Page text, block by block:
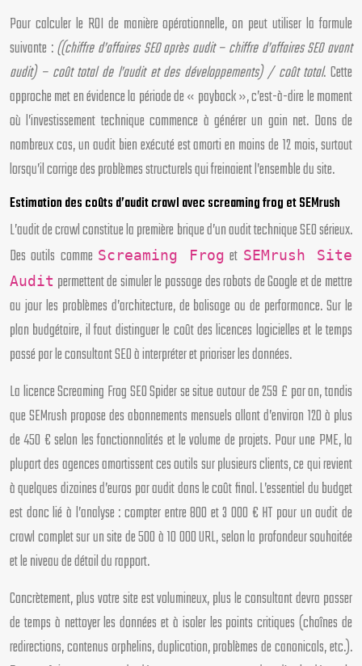
Pour calculer le ROI de manière opérationnelle, on peut utiliser la formule
suivante :((chiffre d’affaires SEO après audit − chiffre d’affaires SEO avant
audit) − coût total de l’audit et des développements) / coût total. Cette
approche met en évidence la période de « payback », c’est-à-dire le moment
où l’investissement technique commence à générer un gain net. Dans de
nombreux cas, un audit bien exécuté est amorti en moins de 12 mois, surtout
lorsqu’il corrige des problèmes structurels qui freinaient l’ensemble du site.
Estimation des coûts d’audit crawl avec screaming frog et SEMrush
L’audit de crawl constitue la première brique d’un audit technique SEO sérieux.
Des outils comme Screaming Frog et SEMrush Site
Audit permettent de simuler le passage des robots de Google et de mettre
au jour les problèmes d’architecture, de balisage ou de performance. Sur le
plan budgétaire, il faut distinguer le coût des licences logicielles et le temps
passé par le consultant SEO à interpréter et prioriser les données.
La licence Screaming Frog SEO Spider se situe autour de 259 £ par an, tandis
que SEMrush propose des abonnements mensuels allant d’environ 120 à plus
de 450 € selon les fonctionnalités et le volume de projets. Pour une PME, la
plupart des agences amortissent ces outils sur plusieurs clients, ce qui revient
à quelques dizaines d’euros par audit dans le coût final. L’essentiel du budget
est donc lié à l’analyse : compter entre 800 et 3 000 € HT pour un audit de
crawl complet sur un site de 500 à 10 000 URL, selon la profondeur souhaitée
et le niveau de détail du rapport.
Concrètement, plus votre site est volumineux, plus le consultant devra passer
de temps à nettoyer les données et à isoler les points critiques (chaînes de
redirections, contenus orphelins, duplication, problèmes de canonicals, etc.).